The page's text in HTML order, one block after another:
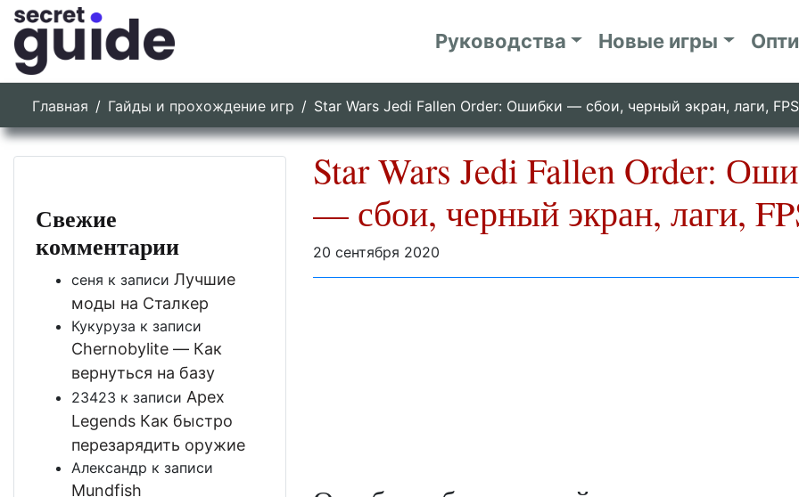
Руководства Новые игры
Главная Гайды и прохождение игр Star Wars Jedi Fallen Order: Ошибки — сбои, черный экран, лаги, FPS
Star Wars Jedi Fallen Order:
— сбои, черный экран, лаги,
20 сентября 2020
Свежие
комментарии
сеня к записи Лучшие
моды на Сталкер
Кукуруза к записи
Chernobylite — Как
вернуться на базу
23423 к записи Apex
Legends Как быстро
перезарядить оружие
Александр к записи
Mundfish